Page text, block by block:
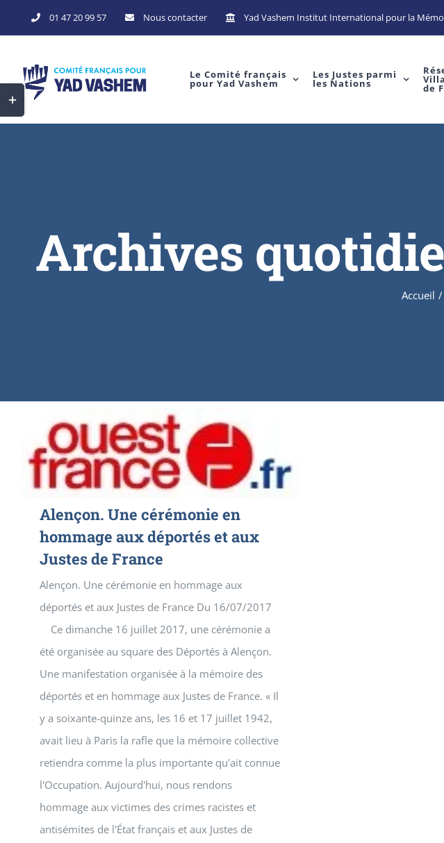
to
01 47 20 99 57 Nous contacter Yad Vashem Institut International pour la
Le Comité français
pour Yad Vashem
Les Justes parmi
les Nations de
Archives
Accueil /
Alençon. Une cérémonie en
hommage aux déportés et aux
Justes de France
Alençon. Une cérémonie en hommage aux
déportés et aux Justes de France Du 16/07/2017
Ce dimanche 16 juillet 2017, une cérémonie a
été organisée au square des Déportés à Alençon.
Une manifestation organisée à la mémoire des
déportés et en hommage aux Justes de France. « Il
y a soixante-quinze ans, les 16 et 17 juillet 1942,
avait lieu à Paris la rafle que la mémoire collective
retiendra comme la plus importante qu'ait connue
l'Occupation. Aujourd'hui, nous rendons
hommage aux victimes des crimes racistes et
antisémites de l'État français et aux Justes de
Toggle
Sliding